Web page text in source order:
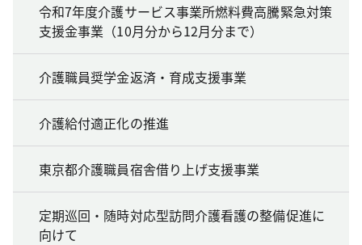
令和7年度介護サービス事業所燃料費高騰緊急対策
支援金事業（10月分から12月分まで）
介護職員奨学金返済・育成支援事業
介護給付適正化の推進
東京都介護職員宿舎借り上げ支援事業
定期巡回・随時対応型訪問介護看護の整備促進に
向けて